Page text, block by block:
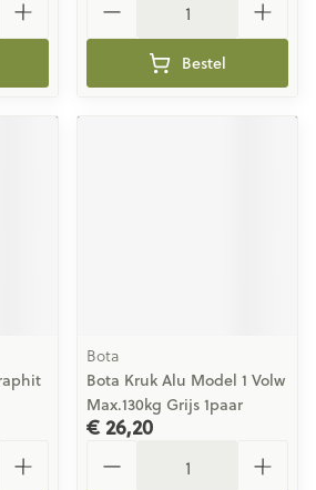
Bestel
Bota
Bota Kruk Alu Model 1 Volw
Max.130kg Grijs 1paar
€ 26,20